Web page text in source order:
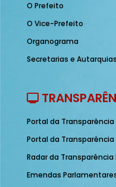
O Prefeito
O Vice-Prefeito
Organograma
Secretarias e Autarquias
Portal da Transparência
Portal da Transparência
Radar da Transparência
Emendas